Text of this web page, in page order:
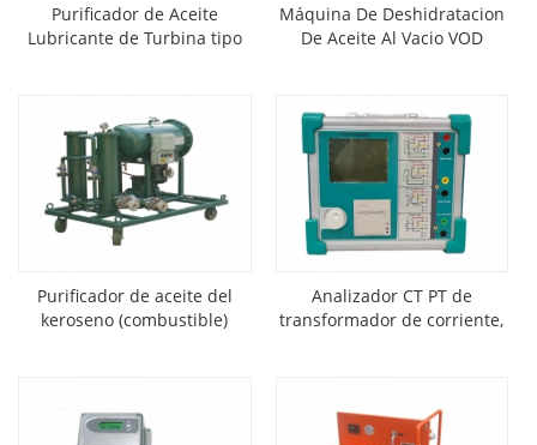
Purificador de Aceite
Lubricante de Turbina tipo
Máquina De Deshidratacion
De Aceite Al Vacio VOD
Purificador de aceite del
keroseno (combustible)
Analizador CT PT de
transformador de corriente,